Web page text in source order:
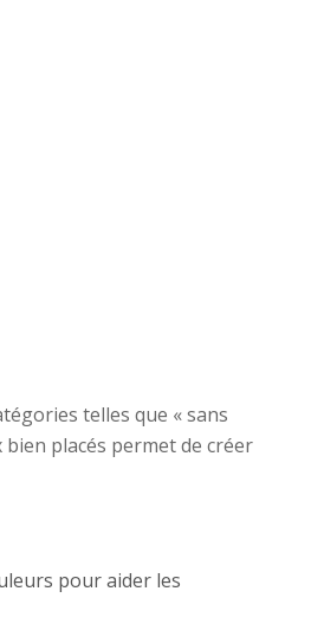
telles que « sans
placés permet de créer
pour aider les